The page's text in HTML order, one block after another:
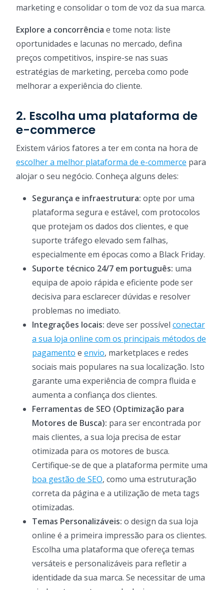
marketing e consolidar o tom de voz da sua marca.
Explore a concorrência e tome nota: liste
oportunidades e lacunas no mercado, defina
preços competitivos, inspire-se nas suas
estratégias de marketing, perceba como pode
melhorar a experiência do cliente.
2. Escolha uma plataforma de
e-commerce
Existem vários fatores a ter em conta na hora de
escolher a melhor plataforma de e-commerce para
alojar o seu negócio. Conheça alguns deles:
Segurança e infraestrutura: opte por uma
plataforma segura e estável, com protocolos
que protejam os dados dos clientes, e que
suporte tráfego elevado sem falhas,
especialmente em épocas como a Black Friday.
Suporte técnico 24/7 em português: uma
equipa de apoio rápida e eficiente pode ser
decisiva para esclarecer dúvidas e resolver
problemas no imediato.
Integrações locais: deve ser possível conectar
a sua loja online com os principais métodos de
pagamento e envio, marketplaces e redes
sociais mais populares na sua localização. Isto
garante uma experiência de compra fluida e
aumenta a confiança dos clientes.
Ferramentas de SEO (Optimização para
Motores de Busca): para ser encontrada por
mais clientes, a sua loja precisa de estar
otimizada para os motores de busca.
Certifique-se de que a plataforma permite uma
boa gestão de SEO, como uma estruturação
correta da página e a utilização de meta tags
otimizadas.
Temas Personalizáveis: o design da sua loja
online é a primeira impressão para os clientes.
Escolha uma plataforma que ofereça temas
versáteis e personalizáveis para refletir a
identidade da sua marca. Se necessitar de uma